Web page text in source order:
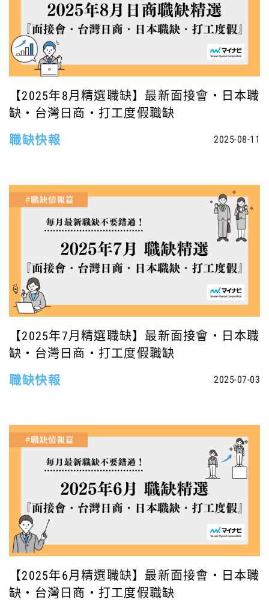
【2025年8月精選職缺】最新面接會・日本職
缺・台灣日商・打工度假職缺
職缺快報
2025-08-11
【2025年7月精選職缺】最新面接會・日本職
缺・台灣日商・打工度假職缺
職缺快報
2025-07-03
【2025年6月精選職缺】最新面接會・日本職
缺・台灣日商・打工度假職缺